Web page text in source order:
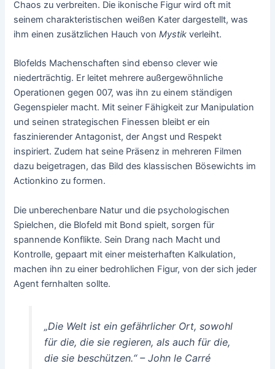
Chaos zu verbreiten. Die ikonische Figur wird oft mit
seinem charakteristischen weißen Kater dargestellt, was
ihm einen zusätzlichen Hauch vonMystik verleiht.
Blofelds Machenschaften sind ebenso clever wie
niederträchtig. Er leitet mehrere außergewöhnliche
Operationen gegen 007, was ihn zu einem ständigen
Gegenspieler macht. Mit seiner Fähigkeit zur Manipulation
und seinen strategischen Finessen bleibt er ein
faszinierender Antagonist, der Angst und Respekt
inspiriert. Zudem hat seine Präsenz in mehreren Filmen
dazu beigetragen, das Bild des klassischen Bösewichts im
Actionkino zu formen.
Die unberechenbare Natur und die psychologischen
Spielchen, die Blofeld mit Bond spielt, sorgen für
spannende Konflikte. Sein Drang nach Macht und
Kontrolle, gepaart mit einer meisterhaften Kalkulation,
machen ihn zu einer bedrohlichen Figur, von der sich jeder
Agent fernhalten sollte.
„Die Welt ist ein gefährlicher Ort, sowohl
für die, die sie regieren, als auch für die,
die sie beschützen.“ – John le Carré